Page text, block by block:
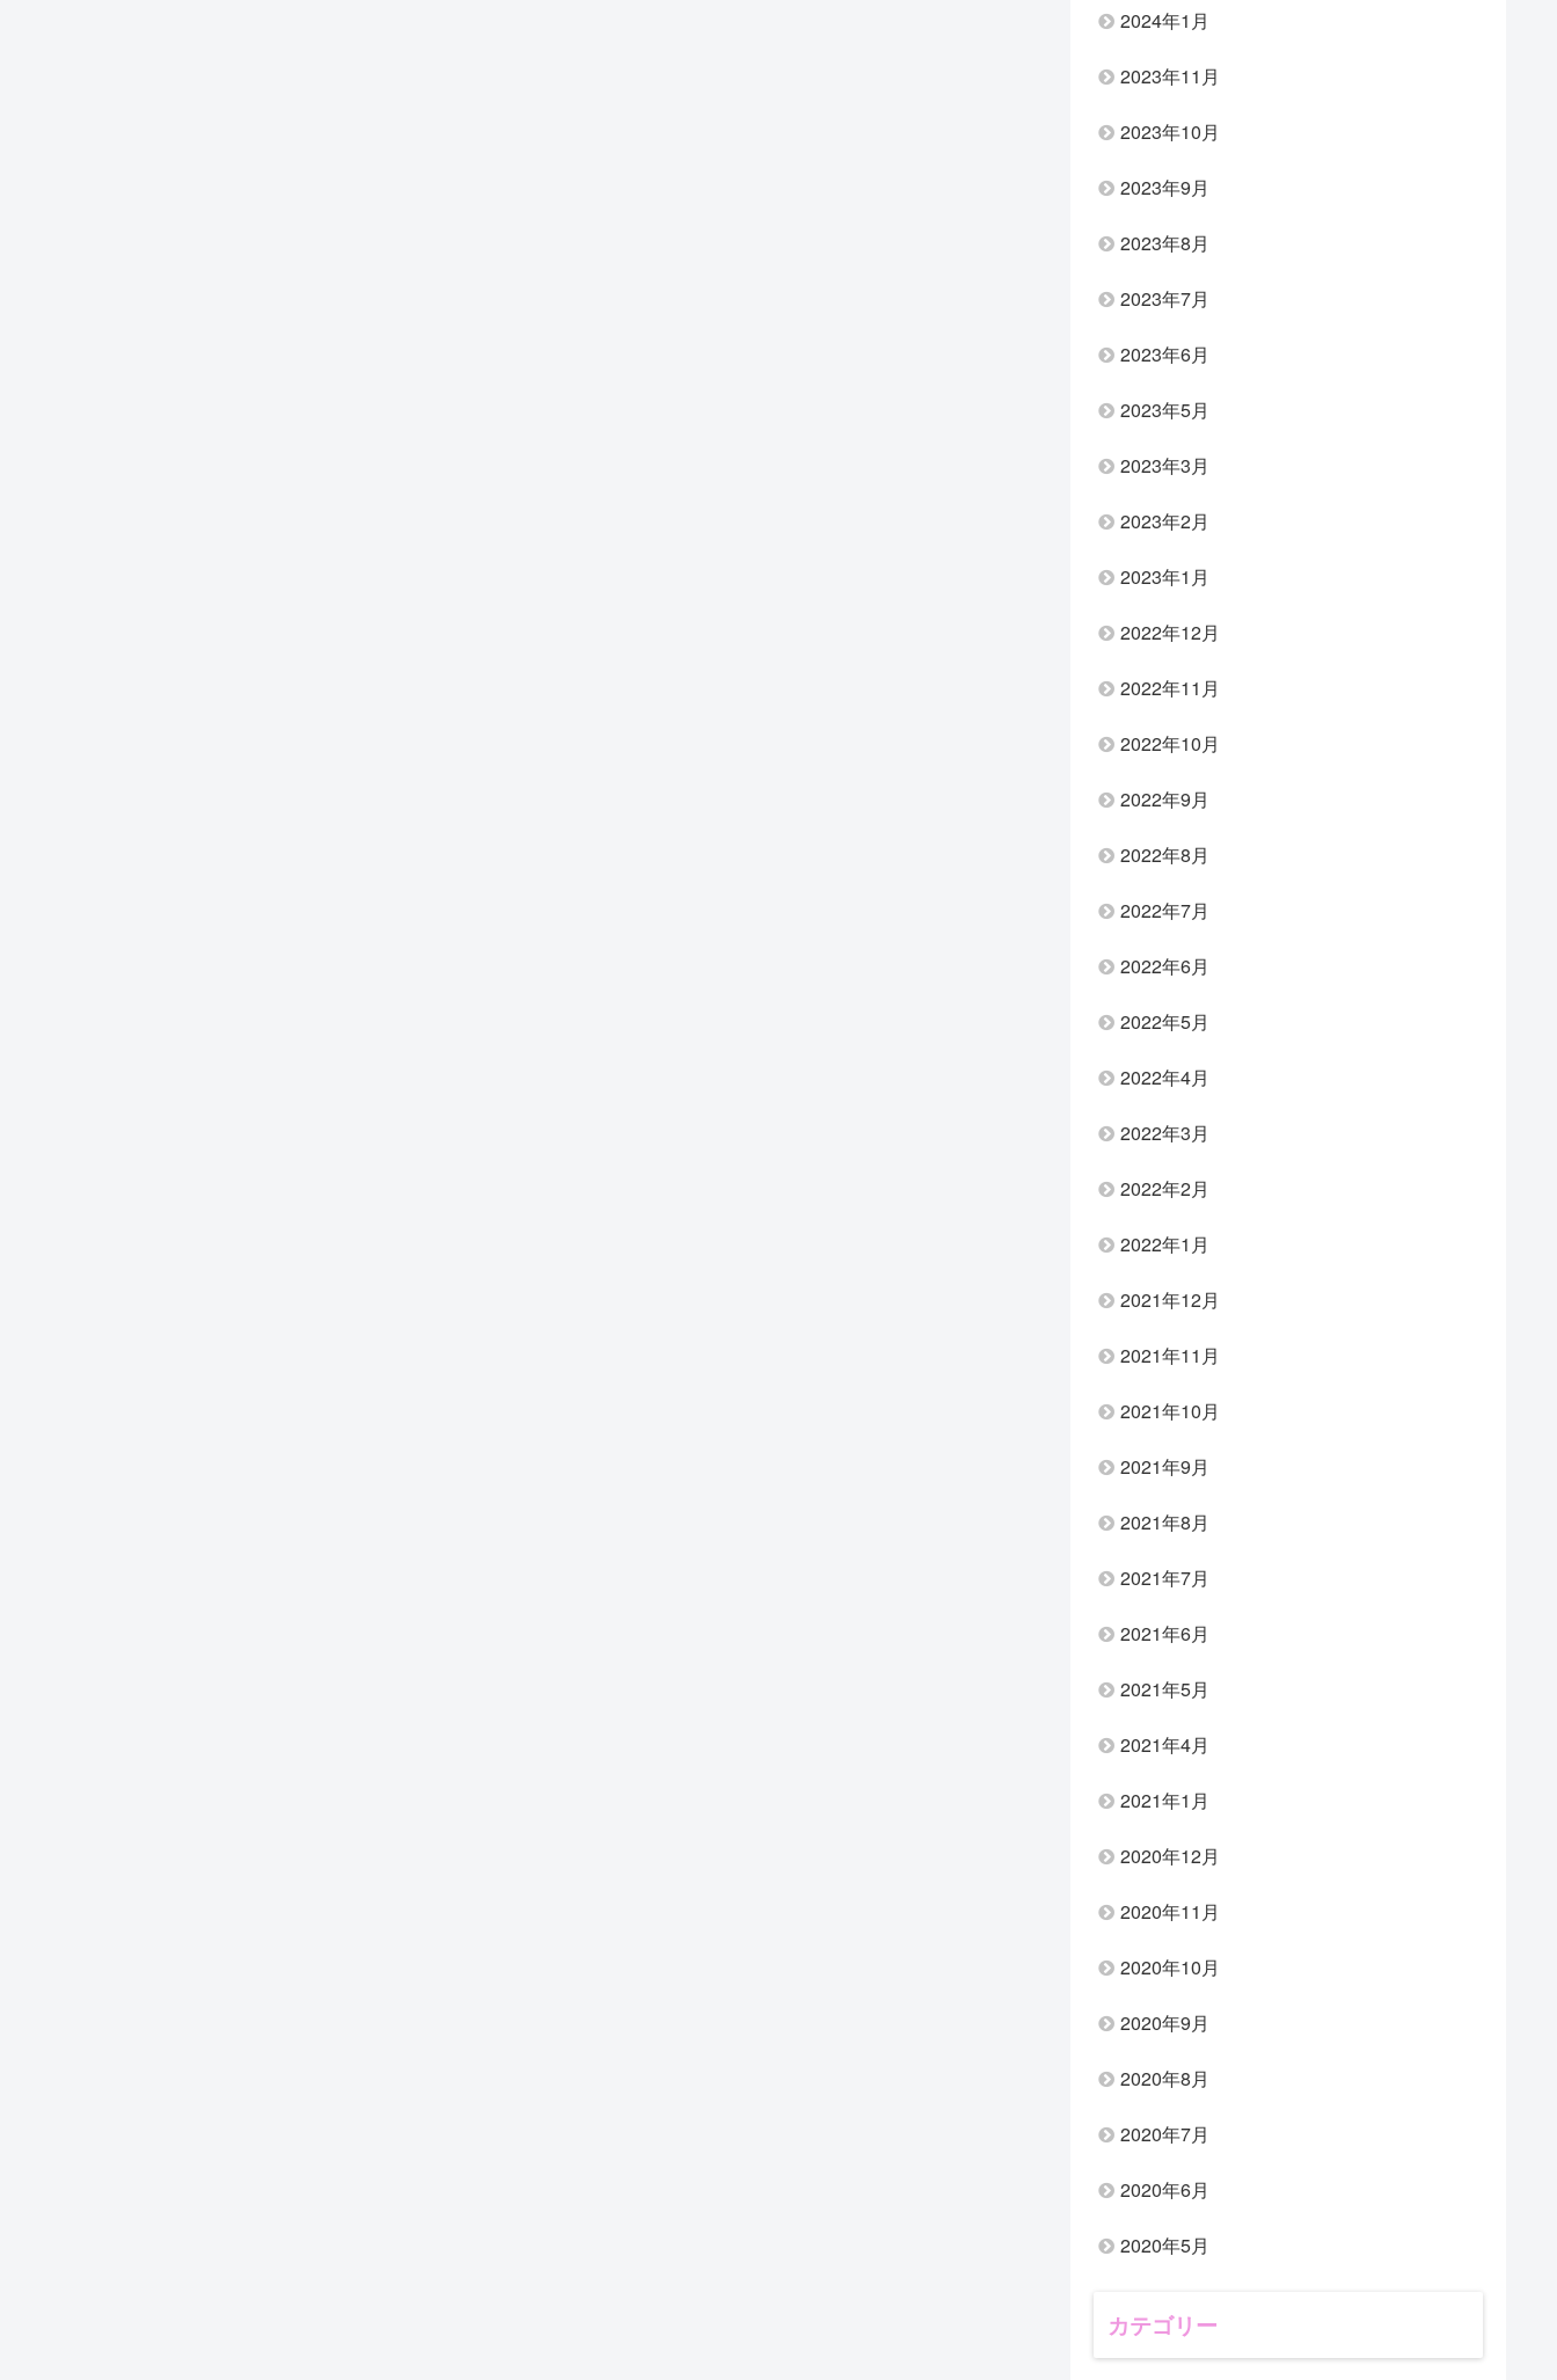
2024年1月
2023年11月
2023年10月
2023年9月
2023年8月
2023年7月
2023年6月
2023年5月
2023年3月
2023年2月
2023年1月
2022年12月
2022年11月
2022年10月
2022年9月
2022年8月
2022年7月
2022年6月
2022年5月
2022年4月
2022年3月
2022年2月
2022年1月
2021年12月
2021年11月
2021年10月
2021年9月
2021年8月
2021年7月
2021年6月
2021年5月
2021年4月
2021年1月
2020年12月
2020年11月
2020年10月
2020年9月
2020年8月
2020年7月
2020年6月
2020年5月
カテゴリー